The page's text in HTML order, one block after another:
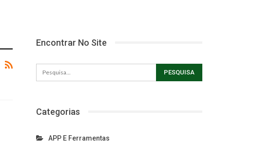
Encontrar No Site
Categorias
APP E Ferramentas